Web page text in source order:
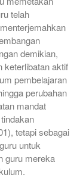
telah
demikian,
keterlibatan aktif
pembelajaran
perubahan
mandat
tetapi sebagai
untuk
guru mereka